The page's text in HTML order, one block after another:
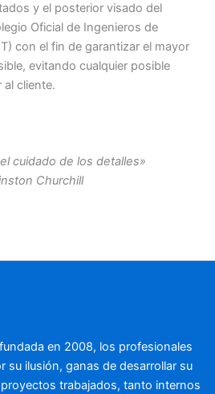
y el posterior visado del
Oficial de Ingenieros de
con el fin de garantizar el mayor
evitando cualquier posible
al cliente.
cuidado de los detalles»
Churchill
en 2008, los profesionales
su ilusión, ganas de desarrollar su
trabajados, tanto internos